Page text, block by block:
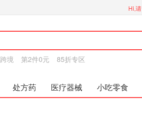
Hi,请
跨境 第2件0元 85折专区
处方药 医疗器械 小吃零食